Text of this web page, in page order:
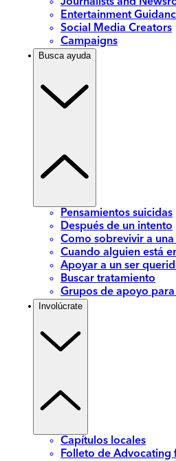
Entertainment
Social Media Creators
Campaigns
Busca ayuda
Pensamientos suicidas
Después de un intento
Como sobrevivir a
Cuando alguien está
Apoyar a un ser
Buscar tratamiento
Grupos de apoyo
Involúcrate
Capítulos locales
Folleto de Advocating